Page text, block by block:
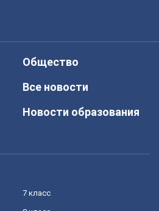
Общество
Все новости
Новости образования
7 класс